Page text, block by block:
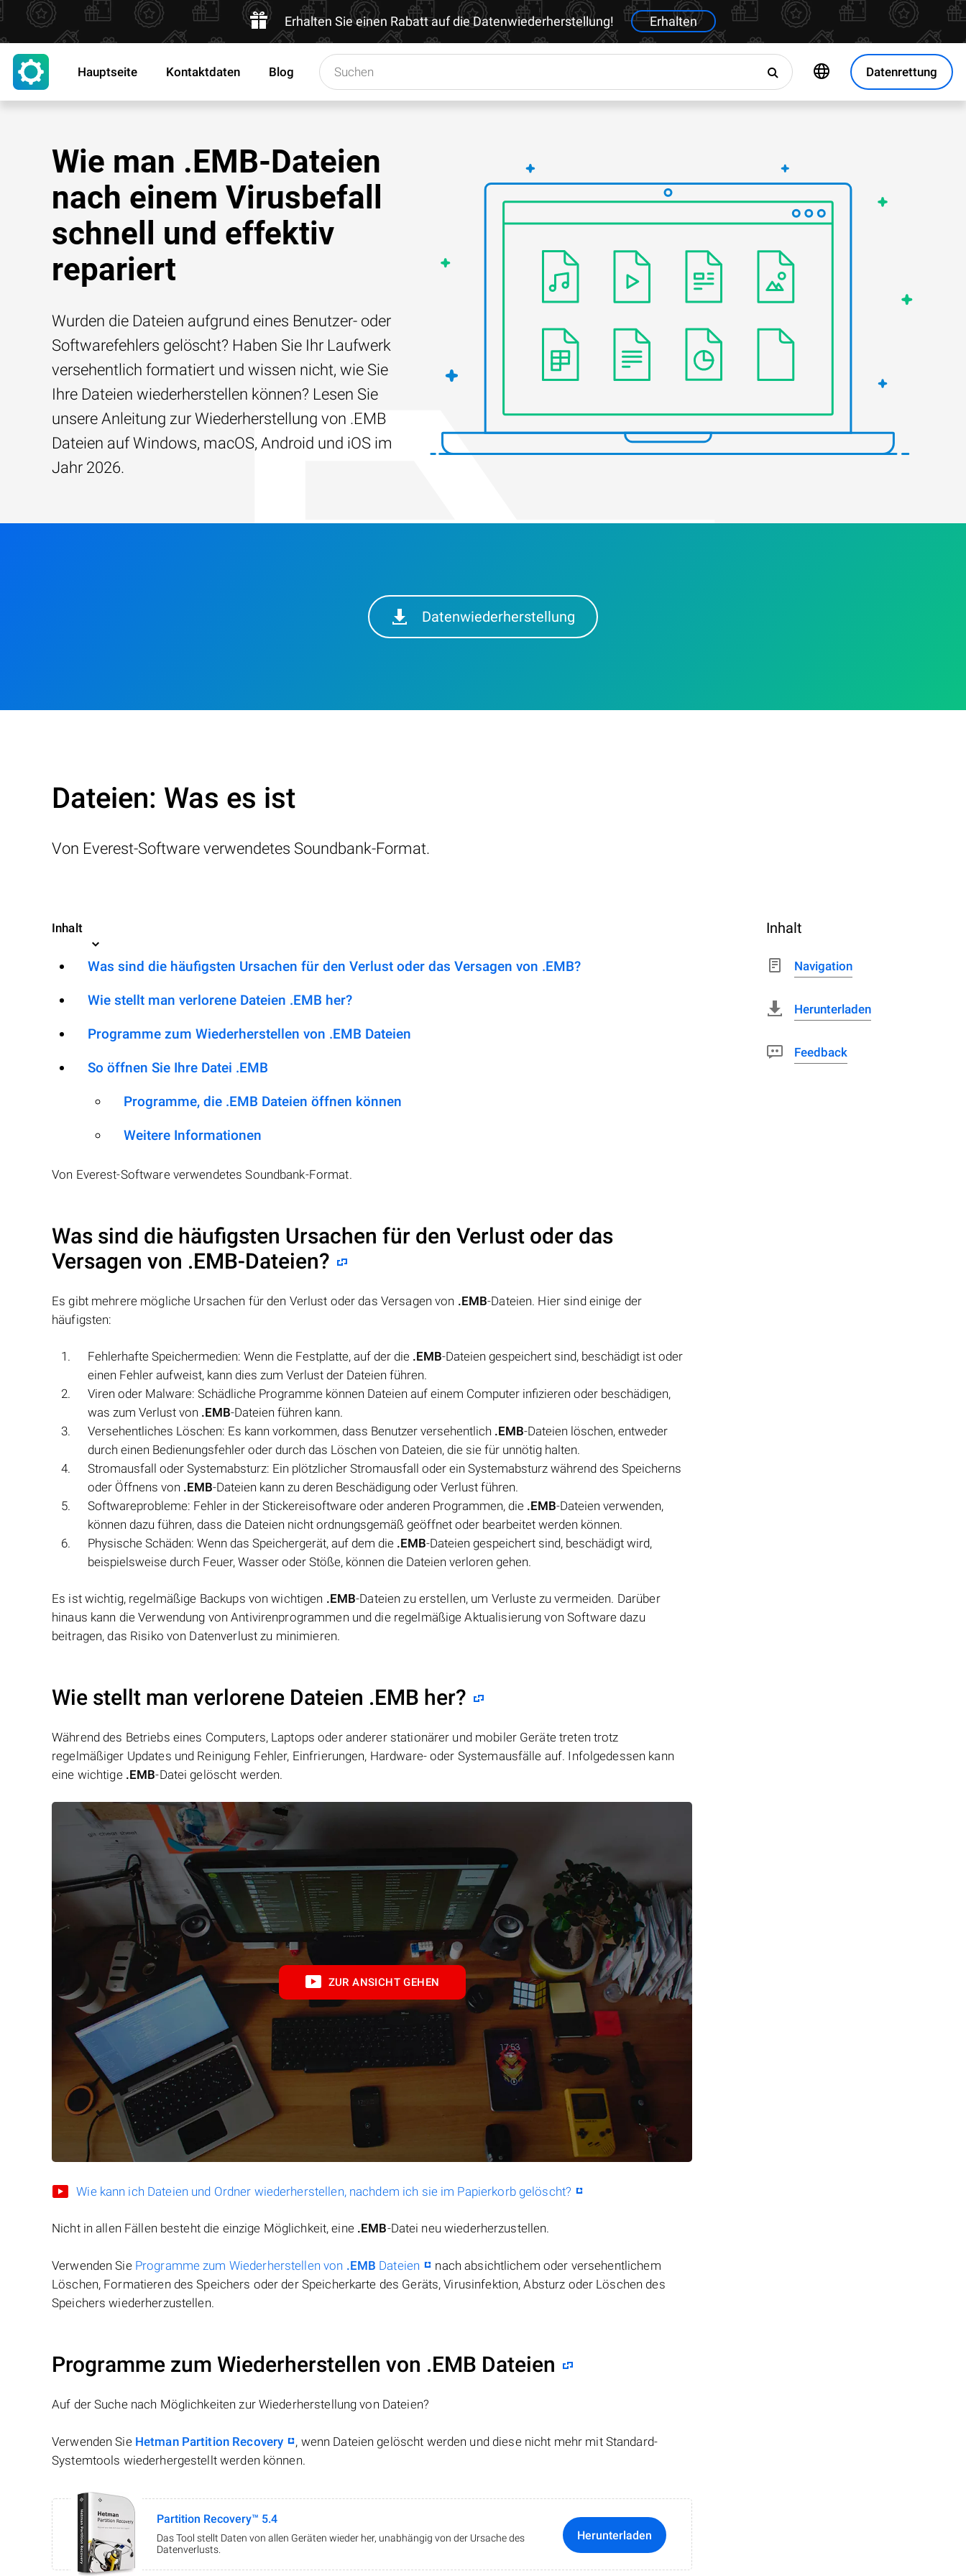
Erhalten Sie einen Rabatt auf die Datenwiederherstellung! Erhalten
Datenrettung
Hauptseite Kontaktdaten Blog
Wie man .EMB-Dateien
nach einem Virusbefall
schnell und effektiv
repariert
Wurden die Dateien aufgrund eines Benutzer- oder
Softwarefehlers gelöscht? Haben Sie Ihr Laufwerk
versehentlich formatiert und wissen nicht, wie Sie
Ihre Dateien wiederherstellen können? Lesen Sie
unsere Anleitung zur Wiederherstellung von .EMB
Dateien auf Windows, macOS, Android und iOS im
Jahr 2026.
Datenwiederherstellung
Dateien: Was es ist
Von Everest-Software verwendetes Soundbank-Format.
Inhalt
Was sind die häufigsten Ursachen für den Verlust oder das Versagen von .EMB?
Wie stellt man verlorene Dateien .EMB her?
Programme zum Wiederherstellen von .EMB Dateien
So öffnen Sie Ihre Datei .EMB
Programme, die .EMB Dateien öffnen können
Weitere Informationen
Von Everest-Software verwendetes Soundbank-Format.
Was sind die häufigsten Ursachen für den Verlust oder das
Versagen von .EMB-Dateien?
Es gibt mehrere mögliche Ursachen für den Verlust oder das Versagen von .EMB-Dateien. Hier sind einige der
häufigsten:
Fehlerhafte Speichermedien: Wenn die Festplatte, auf der die .EMB-Dateien gespeichert sind, beschädigt ist oder
einen Fehler aufweist, kann dies zum Verlust der Dateien führen.
Viren oder Malware: Schädliche Programme können Dateien auf einem Computer infizieren oder beschädigen,
was zum Verlust von .EMB-Dateien führen kann.
Versehentliches Löschen: Es kann vorkommen, dass Benutzer versehentlich .EMB-Dateien löschen, entweder
durch einen Bedienungsfehler oder durch das Löschen von Dateien, die sie für unnötig halten.
Stromausfall oder Systemabsturz: Ein plötzlicher Stromausfall oder ein Systemabsturz während des Speicherns
oder Öffnens von .EMB-Dateien kann zu deren Beschädigung oder Verlust führen.
Softwareprobleme: Fehler in der Stickereisoftware oder anderen Programmen, die .EMB-Dateien verwenden,
können dazu führen, dass die Dateien nicht ordnungsgemäß geöffnet oder bearbeitet werden können.
Physische Schäden: Wenn das Speichergerät, auf dem die .EMB-Dateien gespeichert sind, beschädigt wird,
beispielsweise durch Feuer, Wasser oder Stöße, können die Dateien verloren gehen.
Es ist wichtig, regelmäßige Backups von wichtigen .EMB-Dateien zu erstellen, um Verluste zu vermeiden. Darüber
hinaus kann die Verwendung von Antivirenprogrammen und die regelmäßige Aktualisierung von Software dazu
beitragen, das Risiko von Datenverlust zu minimieren.
Wie stellt man verlorene Dateien .EMB her?
Während des Betriebs eines Computers, Laptops oder anderer stationärer und mobiler Geräte treten trotz
regelmäßiger Updates und Reinigung Fehler, Einfrierungen, Hardware- oder Systemausfälle auf. Infolgedessen kann
eine wichtige .EMB-Datei gelöscht werden.
ZUR ANSICHT GEHEN
Wie kann ich Dateien und Ordner wiederherstellen, nachdem ich sie im Papierkorb gelöscht?
Nicht in allen Fällen besteht die einzige Möglichkeit, eine .EMB-Datei neu wiederherzustellen.
Verwenden Sie Programme zum Wiederherstellen von .EMB Dateien
nach absichtlichem oder versehentlichem
Löschen, Formatieren des Speichers oder der Speicherkarte des Geräts, Virusinfektion, Absturz oder Löschen des
Speichers wiederherzustellen.
Programme zum Wiederherstellen von .EMB Dateien
Auf der Suche nach Möglichkeiten zur Wiederherstellung von Dateien?
Verwenden Sie Hetman Partition Recovery
, wenn Dateien gelöscht werden und diese nicht mehr mit Standard-
Systemtools wiederhergestellt werden können.
Partition Recovery™ 5.4
Das Tool stellt Daten von allen Geräten wieder her, unabhängig von der Ursache des
Datenverlusts.
Herunterladen
Inhalt
Navigation
Herunterladen
Feedback